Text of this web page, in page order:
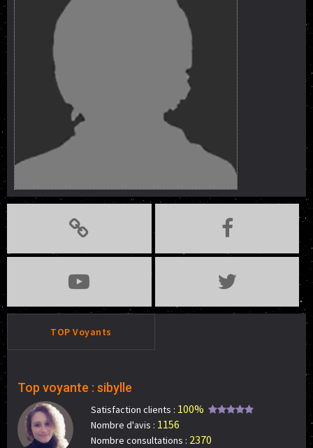
TOP Voyants
Top voyante : sibylle
Satisfaction clients : 100%
Nombre d'avis : 1156
Nombre consultations : 2370